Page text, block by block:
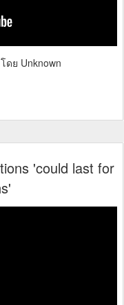
โดย Unknown
'could last for